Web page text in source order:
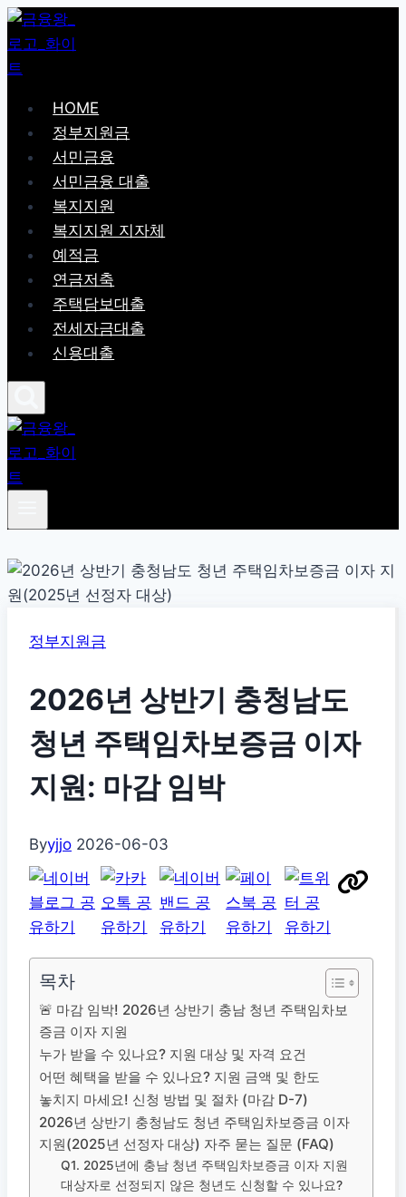
Skip
to
content
HOME
정부지원금
서민금융
서민금융 대출
복지지원
복지지원 지자체
예적금
연금저축
주택담보대출
전세자금대출
신용대출
정부지원금
2026년 상반기 충청남도
청년 주택임차보증금 이자
지원: 마감 임박
Byyjjo 2026-06-03
목차
🚨 마감 임박! 2026년 상반기 충남 청년 주택임차보
증금 이자 지원
누가 받을 수 있나요? 지원 대상 및 자격 요건
어떤 혜택을 받을 수 있나요? 지원 금액 및 한도
놓치지 마세요! 신청 방법 및 절차 (마감 D-7)
2026년 상반기 충청남도 청년 주택임차보증금 이자
지원(2025년 선정자 대상) 자주 묻는 질문 (FAQ)
Q1. 2025년에 충남 청년 주택임차보증금 이자 지원
대상자로 선정되지 않은 청년도 신청할 수 있나요?